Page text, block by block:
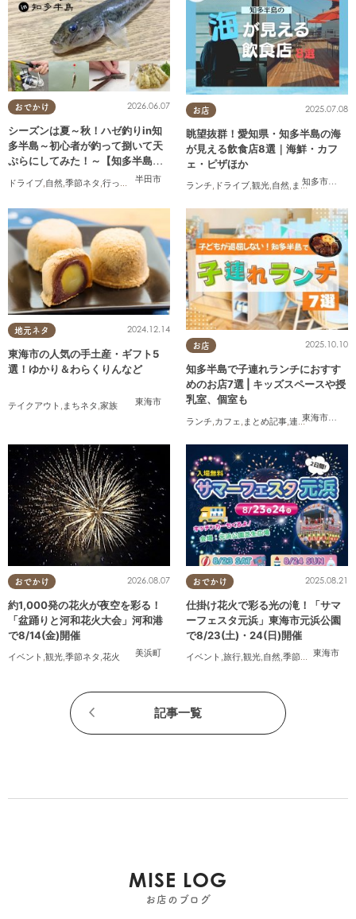
おでかけ
半田市
2026.06.07
シーズンは夏～秋！ハゼ釣りin知
多半島～初心者が釣って捌いて天
ぷらにしてみた！～【知多半島レ
ポ#14】
ドライブ,自然,季節ネタ ,行ってみたレポ 家族,カップル ,おひとりさま,友人,知多半島
お店
知多市常滑
2025.07.08
眺望抜群！愛知県・知多半島の海
が見える飲食店8選｜海鮮・カフ
ェ・ピザほか
ランチ, ドライブ,観光,自然, まちネタ 季節
地元ネタ
東海市
2024.12.14
東海市の人気の手土産・ギフト5
選！ゆかり＆わらくりんなど
テイクアウト , まちネタ ,家族
お店
東海市大府
2025.10.10
知多半島で子連れランチにおすす
めのお店7選 | キッズスペースや授
乳室、個室も
ランチ,カフェ, まとめ記事,連載 ,親子 個室
おでかけ
美浜町
2026.08.07
約1,000発の花火が夜空を彩る！
「盆踊りと河和花火大会」河和港
で8/14(金)開催
イベント ,観光,季節ネタ ,花火
おでかけ
東海市
2025.08.21
仕掛け花火で彩る光の滝！「サマ
ーフェスタ元浜」東海市元浜公園
で8/23(土)・24(日)開催
イベント ,旅行,観光,自然,季節ネタ ,花火
記事一覧
MISE LOG
お店のブログ